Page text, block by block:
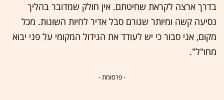
בדרך ארצה לקראת שחיטתם. אין חולק שמדובר בהליך
נסיעה קשה ומיותר שגורם סבל אדיר לחיות השונות. מכל
מקום, אני סבור כי יש לעודד את הגידול המקומי על פני יבוא
מחו"ל".
- פרסומת -